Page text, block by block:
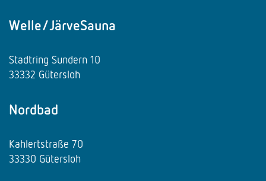
Welle/JärveSauna
Stadtring Sundern 10
33332 Gütersloh
Nordbad
Kahlertstraße 70
33330 Gütersloh